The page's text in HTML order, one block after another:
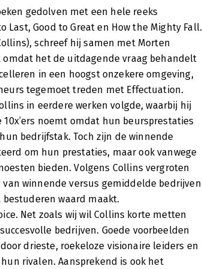
uitstekend boek dat maar liefst vijf
gedolven met een hele reeks
Good to Great en How the Mighty Fall.
schreef hij samen met Morten
omdat het de uitdagende vraag behandelt
in een hoogst onzekere omgeving,
tegemoet treden met Effectuation.
in eerdere werken volgde, waarbij hij
noemt omdat hun beursprestaties
bedrijfstak. Toch zijn de winnende
om hun prestaties, maar ook vanwege
bieden. Volgens Collins vergroten
winnende versus gemiddelde bedrijven
waard maakt.
Net zoals wij wil Collins korte metten
bedrijven. Goede voorbeelden
drieste, roekeloze visionaire leiders en
rivalen. Aansprekend is ook het